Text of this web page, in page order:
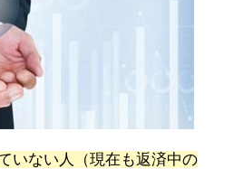
いない人（現在も返済中の